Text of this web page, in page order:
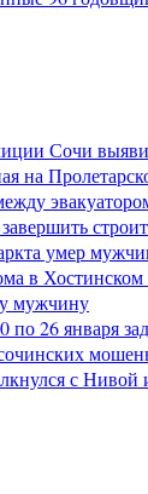
Сочи
на
умер
в
мужчину
по 26 января
с Нивой